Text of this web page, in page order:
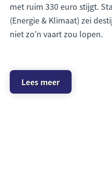
met ruim 330 euro stijgt.
(Energie & Klimaat) zei
niet zo’n vaart zou lopen.
Lees meer